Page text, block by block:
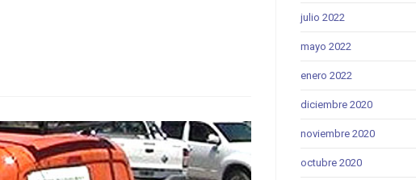
julio 2022
mayo 2022
enero 2022
diciembre 2020
noviembre 2020
octubre 2020